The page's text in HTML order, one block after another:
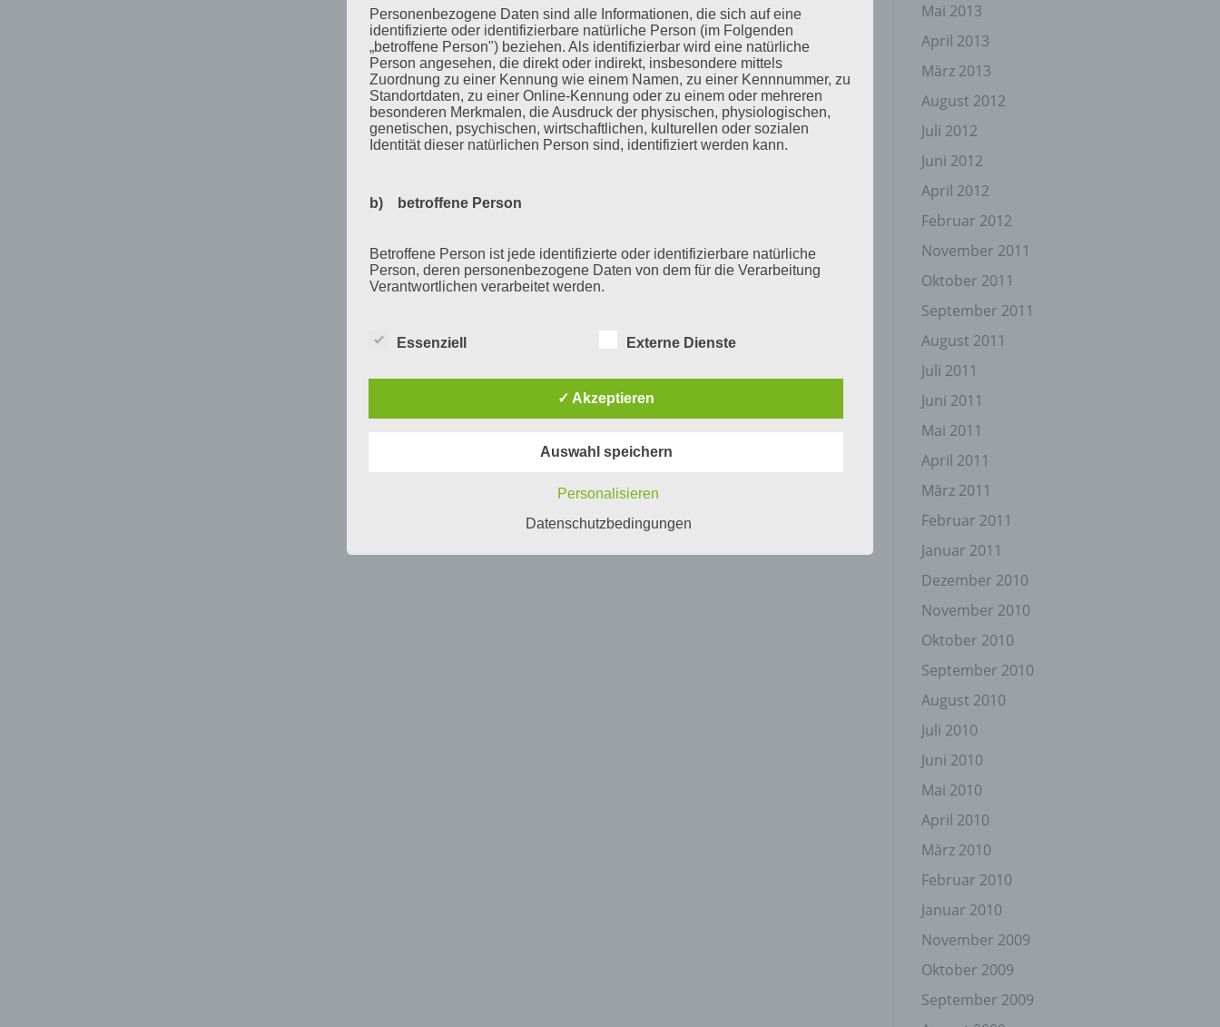
Mai 2013
April 2013
März 2013
August 2012
Juli 2012
Juni 2012
April 2012
Februar 2012
November 2011
Oktober 2011
September 2011
August 2011
Juli 2011
Juni 2011
Mai 2011
April 2011
März 2011
Februar 2011
Januar 2011
Dezember 2010
November 2010
Oktober 2010
September 2010
August 2010
Juli 2010
Juni 2010
Mai 2010
April 2010
März 2010
Februar 2010
Januar 2010
November 2009
Oktober 2009
September 2009
Personenbezogene Daten sind alle Informationen, die sich auf eine
identifizierte oder identifizierbare natürliche Person (im Folgenden
„betroffene Person") beziehen. Als identifizierbar wird eine natürliche
Person angesehen, die direkt oder indirekt, insbesondere mittels
Zuordnung zu einer Kennung wie einem Namen, zu einer Kennnummer, zu
Standortdaten, zu einer Online-Kennung oder zu einem oder mehreren
besonderen Merkmalen, die Ausdruck der physischen, physiologischen,
genetischen, psychischen, wirtschaftlichen, kulturellen oder sozialen
Identität dieser natürlichen Person sind, identifiziert werden kann.
b) betroffene Person
Betroffene Person ist jede identifizierte oder identifizierbare natürliche
Person, deren personenbezogene Daten von dem für die Verarbeitung
Verantwortlichen verarbeitet werden.
c) Verarbeitung
Verarbeitung ist jeder mit oder ohne Hilfe automatisierter Verfahren
Organisation, das Ordnen, die Speicherung, die Anpassung oder
Veränderung, das Auslesen, das Abfragen, die Verwendung, die
Bereitstellung, den Abgleich oder die Verknüpfung, die Einschränkung, das
Essenziell Externe Dienste
✓ Akzeptieren
Auswahl speichern
Personalisieren
Datenschutzbedingungen